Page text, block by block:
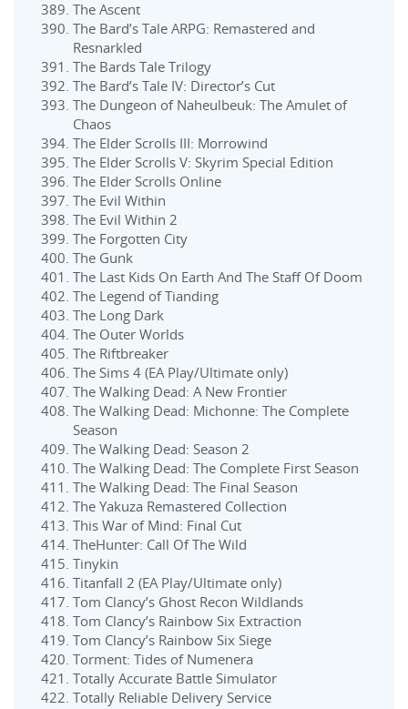
The Ascent
The Bard’s Tale ARPG: Remastered and
Resnarkled
The Bards Tale Trilogy
The Bard’s Tale IV: Director’s Cut
The Dungeon of Naheulbeuk: The Amulet of
Chaos
The Elder Scrolls III: Morrowind
The Elder Scrolls V: Skyrim Special Edition
The Elder Scrolls Online
The Evil Within
The Evil Within 2
The Forgotten City
The Gunk
The Last Kids On Earth And The Staff Of Doom
The Legend of Tianding
The Long Dark
The Outer Worlds
The Riftbreaker
The Sims 4 (EA Play/Ultimate only)
The Walking Dead: A New Frontier
The Walking Dead: Michonne: The Complete
Season
The Walking Dead: Season 2
The Walking Dead: The Complete First Season
The Walking Dead: The Final Season
The Yakuza Remastered Collection
This War of Mind: Final Cut
TheHunter: Call Of The Wild
Tinykin
Titanfall 2 (EA Play/Ultimate only)
Tom Clancy’s Ghost Recon Wildlands
Tom Clancy’s Rainbow Six Extraction
Tom Clancy’s Rainbow Six Siege
Torment: Tides of Numenera
Totally Accurate Battle Simulator
Totally Reliable Delivery Service